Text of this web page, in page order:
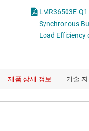
LMR36503E-
Synchronous
Load